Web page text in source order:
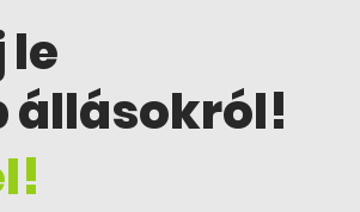
le
állásokról!